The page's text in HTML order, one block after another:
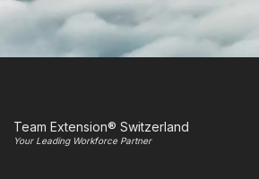
Team Extension® Switzerland
Your Leading Workforce Partner